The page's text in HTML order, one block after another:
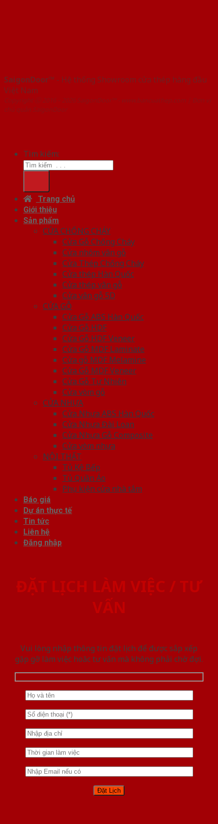
SaigonDoor™ - Hệ thống Showroom cửa thép hàng đầu
Việt Nam
Copyright ⓒ 2016 – 2026 SaigonDoor™ - www.bancuathep.com | Đơn vị
chủ quản SaigonDoor
Tìm kiếm:
Trang chủ
Giới thiệu
Sản phẩm
CỬA CHỐNG CHÁY
Cửa Gỗ Chống Cháy
Cửa nhôm vân gỗ
Cửa Thép Chống Cháy
Cửa thép Hàn Quốc
Cửa thép vân gỗ
Cửa vân gỗ 5D
CỬA GỖ
Cửa Gỗ ABS Hàn Quốc
Cửa Gỗ HDF
Cửa Gỗ HDF Veneer
Cửa Gỗ MDF Laminate
Cửa gỗ MDF Melamine
Cửa Gỗ MDF Veneer
Cửa Gỗ Tự Nhiên
Cửa vòm gỗ
CỬA NHỰA
Cửa Nhựa ABS Hàn Quốc
Cửa Nhựa Đài Loan
Cửa Nhựa Gỗ Composite
Cửa vòm nhựa
NỘI THẤT
Tủ Kệ Bếp
Tủ Quần Áo
Phụ kiện cửa nhà tắm
Báo giá
Dự án thực tế
Tin tức
Liên hệ
Đăng nhập
ĐẶT LỊCH LÀM VIỆC / TƯ
VẤN
Vui lòng nhập thông tin đặt lịch để được sắp xếp
gặp gỡ làm việc hoăc tư vấn mà không phải chờ đợi.